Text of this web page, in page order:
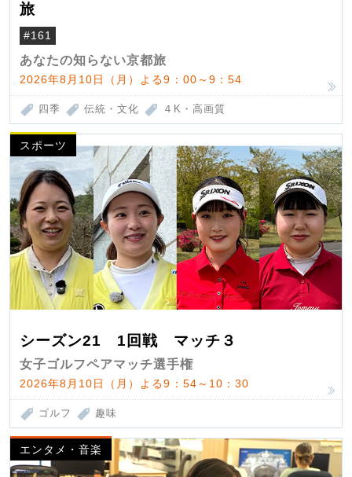
旅
#161
あなたの知らない京都旅
2026年8月10日（月）よる9：00～9：54
四季 伝統・文化 ４K・高画質
スポーツ
シーズン21 1回戦 マッチ３
女子ゴルフペアマッチ選手権
2026年8月10日（月）よる9：54～10：30
ゴルフ 趣味
エンタメ・音楽